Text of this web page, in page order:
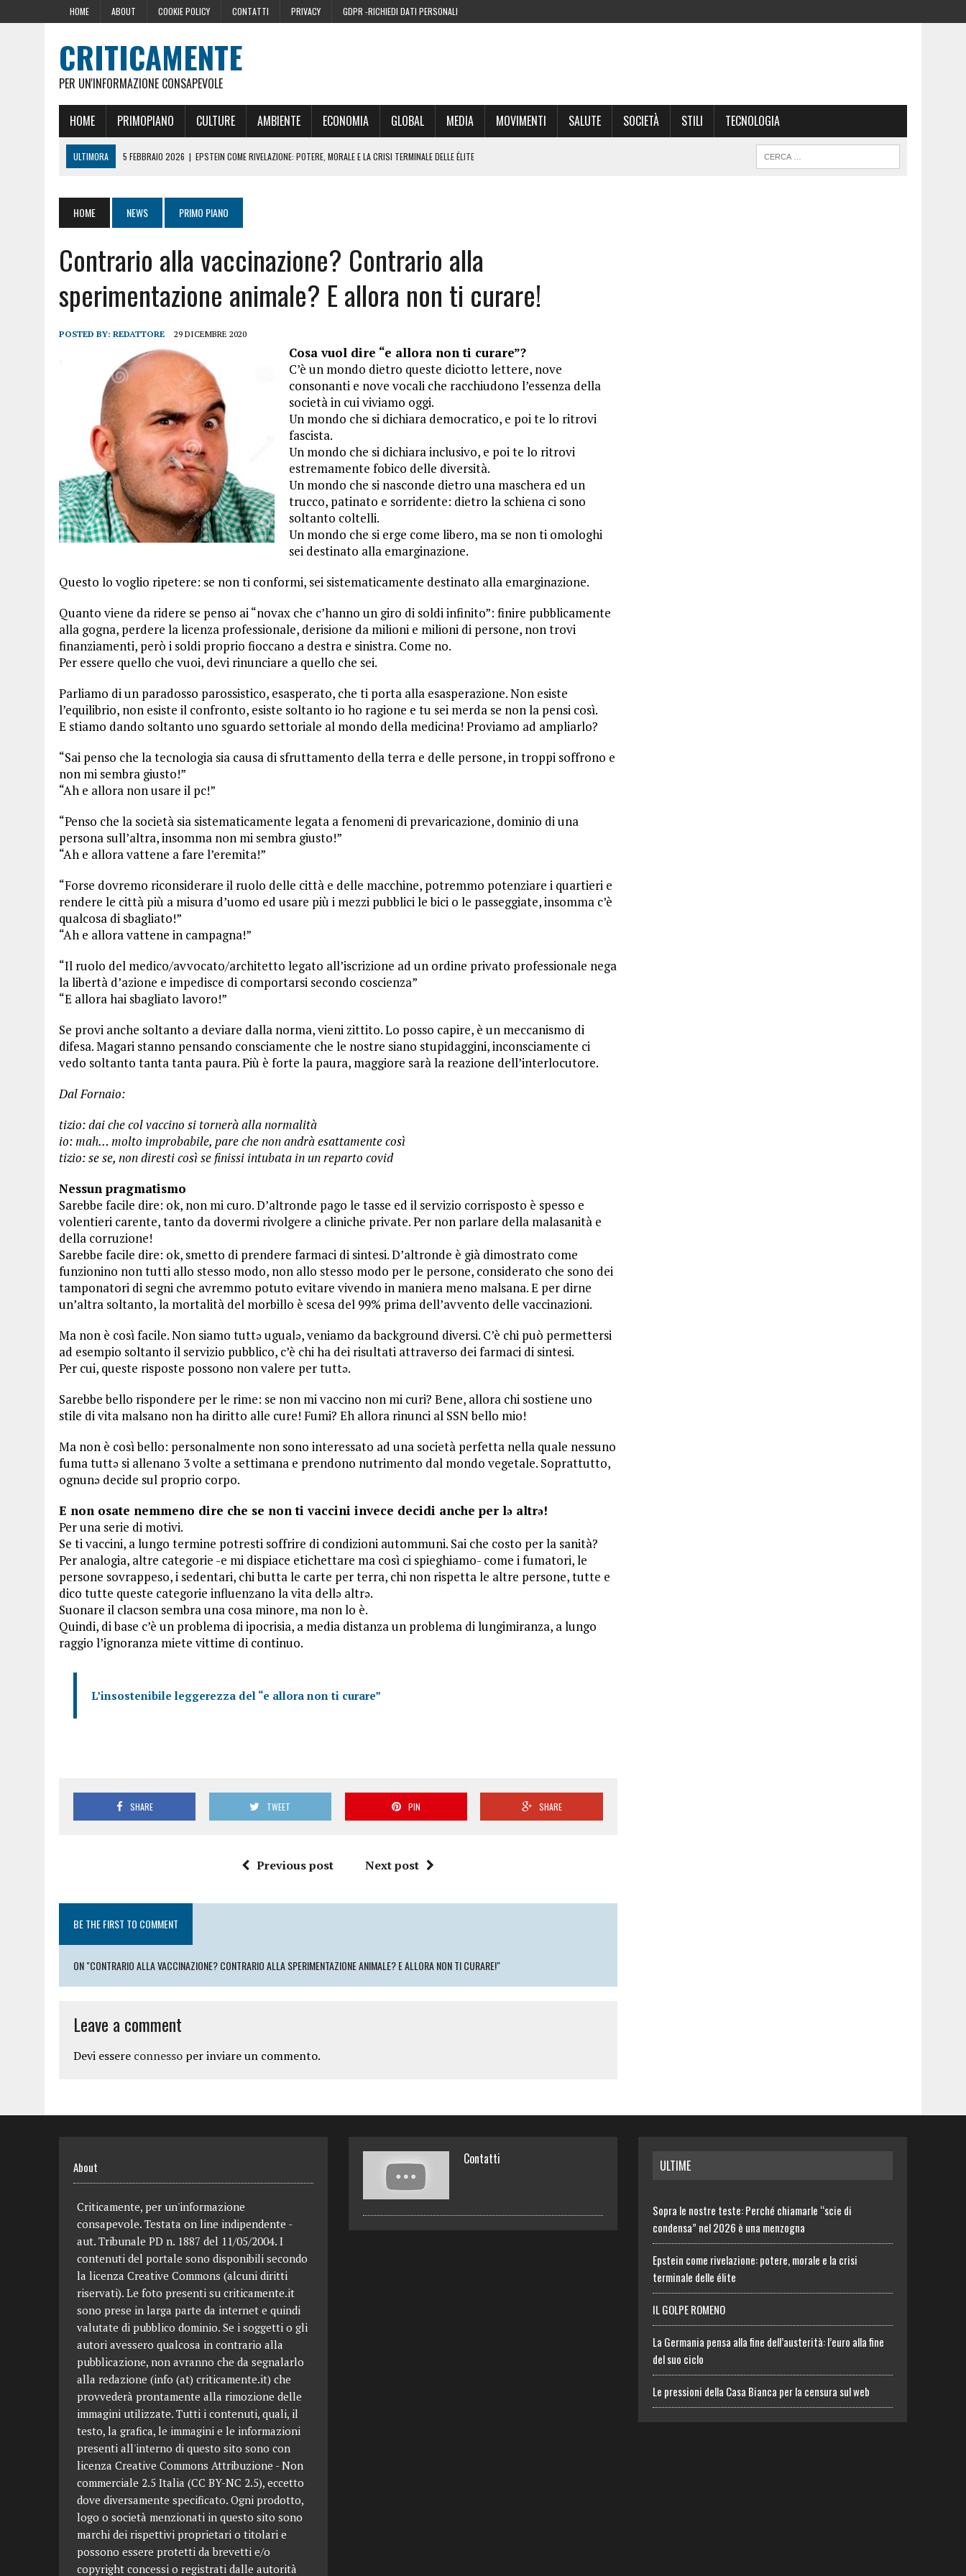
HOME ABOUT COOKIE POLICY CONTATTI PRIVACY GDPR -RICHIEDI DATI PERSONALI
CRITICAMENTE
PER UN'INFORMAZIONE CONSAPEVOLE
HOME PRIMOPIANO CULTURE AMBIENTE ECONOMIA GLOBAL MEDIA MOVIMENTI SALUTE SOCIETÀ STILI TECNOLOGIA
ULTIMORA 5 FEBBRAIO 2026 | EPSTEIN COME RIVELAZIONE: POTERE, MORALE E LA CRISI TERMINALE DELLE ÉLITE
29 AGOSTO 2024 | LE PRESSIONI DELLA CASA BIANCA PER LA CENSURA SUL WEB
22 GIUGNO 2026
| SOPRA LE NOSTRE TESTE: PERCHÉ CHIAMARLE “SCIE DI CONDENSA” NEL 2026 È UNA MENZOGNA
HOME NEWS PRIMO PIANO
Contrario alla vaccinazione? Contrario alla
sperimentazione animale? E allora non ti curare!
POSTED BY: REDATTORE 29 DICEMBRE 2020
Cosa vuol dire “e allora non ti curare”?
C’è un mondo dietro queste diciotto lettere, nove
consonanti e nove vocali che racchiudono l’essenza della
società in cui viviamo oggi.
Un mondo che si dichiara democratico, e poi te lo ritrovi
fascista.
Un mondo che si dichiara inclusivo, e poi te lo ritrovi
estremamente fobico delle diversità.
Un mondo che si nasconde dietro una maschera ed un
trucco, patinato e sorridente: dietro la schiena ci sono
soltanto coltelli.
Un mondo che si erge come libero, ma se non ti omologhi
sei destinato alla emarginazione.
Questo lo voglio ripetere: se non ti conformi, sei sistematicamente destinato alla emarginazione.
Quanto viene da ridere se penso ai “novax che c’hanno un giro di soldi infinito”: finire pubblicamente
alla gogna, perdere la licenza professionale, derisione da milioni e milioni di persone, non trovi
finanziamenti, però i soldi proprio fioccano a destra e sinistra. Come no.
Per essere quello che vuoi, devi rinunciare a quello che sei.
Parliamo di un paradosso parossistico, esasperato, che ti porta alla esasperazione. Non esiste
l’equilibrio, non esiste il confronto, esiste soltanto io ho ragione e tu sei merda se non la pensi così.
E stiamo dando soltanto uno sguardo settoriale al mondo della medicina! Proviamo ad ampliarlo?
“Sai penso che la tecnologia sia causa di sfruttamento della terra e delle persone, in troppi soffrono e
non mi sembra giusto!”
“Ah e allora non usare il pc!”
“Penso che la società sia sistematicamente legata a fenomeni di prevaricazione, dominio di una
persona sull’altra, insomma non mi sembra giusto!”
“Ah e allora vattene a fare l’eremita!”
“Forse dovremo riconsiderare il ruolo delle città e delle macchine, potremmo potenziare i quartieri e
rendere le città più a misura d’uomo ed usare più i mezzi pubblici le bici o le passeggiate, insomma c’è
qualcosa di sbagliato!”
“Ah e allora vattene in campagna!”
“Il ruolo del medico/avvocato/architetto legato all’iscrizione ad un ordine privato professionale nega
la libertà d’azione e impedisce di comportarsi secondo coscienza”
“E allora hai sbagliato lavoro!”
Se provi anche soltanto a deviare dalla norma, vieni zittito. Lo posso capire, è un meccanismo di
difesa. Magari stanno pensando consciamente che le nostre siano stupidaggini, inconsciamente ci
vedo soltanto tanta tanta paura. Più è forte la paura, maggiore sarà la reazione dell’interlocutore.
Dal Fornaio:
tizio: dai che col vaccino si tornerà alla normalità
io: mah… molto improbabile, pare che non andrà esattamente così
tizio: se se, non diresti così se finissi intubata in un reparto covid
Nessun pragmatismo
Sarebbe facile dire: ok, non mi curo. D’altronde pago le tasse ed il servizio corrisposto è spesso e
volentieri carente, tanto da dovermi rivolgere a cliniche private. Per non parlare della malasanità e
della corruzione!
Sarebbe facile dire: ok, smetto di prendere farmaci di sintesi. D’altronde è già dimostrato come
funzionino non tutti allo stesso modo, non allo stesso modo per le persone, considerato che sono dei
tamponatori di segni che avremmo potuto evitare vivendo in maniera meno malsana. E per dirne
un’altra soltanto, la mortalità del morbillo è scesa del 99% prima dell’avvento delle vaccinazioni.
Ma non è così facile. Non siamo tuttə ugualə, veniamo da background diversi. C’è chi può permettersi
ad esempio soltanto il servizio pubblico, c’è chi ha dei risultati attraverso dei farmaci di sintesi.
Per cui, queste risposte possono non valere per tuttə.
Sarebbe bello rispondere per le rime: se non mi vaccino non mi curi? Bene, allora chi sostiene uno
stile di vita malsano non ha diritto alle cure! Fumi? Eh allora rinunci al SSN bello mio!
Ma non è così bello: personalmente non sono interessato ad una società perfetta nella quale nessuno
fuma tuttə si allenano 3 volte a settimana e prendono nutrimento dal mondo vegetale. Soprattutto,
ognunə decide sul proprio corpo.
E non osate nemmeno dire che se non ti vaccini invece decidi anche per lə altrə!
Per una serie di motivi.
Se ti vaccini, a lungo termine potresti soffrire di condizioni autommuni. Sai che costo per la sanità?
Per analogia, altre categorie -e mi dispiace etichettare ma così ci spieghiamo- come i fumatori, le
persone sovrappeso, i sedentari, chi butta le carte per terra, chi non rispetta le altre persone, tutte e
dico tutte queste categorie influenzano la vita dellə altrə.
Suonare il clacson sembra una cosa minore, ma non lo è.
Quindi, di base c’è un problema di ipocrisia, a media distanza un problema di lungimiranza, a lungo
raggio l’ignoranza miete vittime di continuo.
L’insostenibile leggerezza del “e allora non ti curare”
SHARE TWEET PIN SHARE
Previous post Next post
BE THE FIRST TO COMMENT
ON "CONTRARIO ALLA VACCINAZIONE? CONTRARIO ALLA SPERIMENTAZIONE ANIMALE? E ALLORA NON TI CURARE!"
Leave a comment
Devi essere connesso per inviare un commento.
About
Criticamente, per un'informazione
consapevole. Testata on line indipendente -
aut. Tribunale PD n. 1887 del 11/05/2004. I
contenuti del portale sono disponibili secondo
la licenza Creative Commons (alcuni diritti
riservati). Le foto presenti su criticamente.it
sono prese in larga parte da internet e quindi
valutate di pubblico dominio. Se i soggetti o gli
autori avessero qualcosa in contrario alla
pubblicazione, non avranno che da segnalarlo
alla redazione (info (at) criticamente.it) che
provvederà prontamente alla rimozione delle
immagini utilizzate. Tutti i contenuti, quali, il
testo, la grafica, le immagini e le informazioni
presenti all'interno di questo sito sono con
licenza Creative Commons Attribuzione - Non
commerciale 2.5 Italia (CC BY-NC 2.5), eccetto
dove diversamente specificato. Ogni prodotto,
logo o società menzionati in questo sito sono
marchi dei rispettivi proprietari o titolari e
possono essere protetti da brevetti e/o
copyright concessi o registrati dalle autorità
Contatti ULTIME
Sopra le nostre teste: Perché chiamarle “scie di
condensa” nel 2026 è una menzogna
Epstein come rivelazione: potere, morale e la crisi
terminale delle élite
IL GOLPE ROMENO
La Germania pensa alla fine dell’austerità: l’euro alla fine
del suo ciclo
Le pressioni della Casa Bianca per la censura sul web